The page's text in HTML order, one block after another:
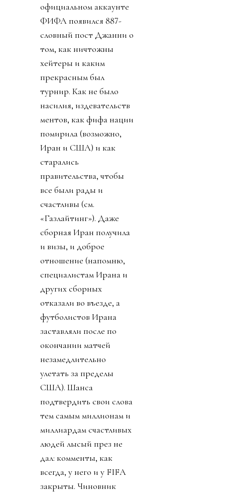
официальном аккаунте
ФИФА появился 887-
словный пост Джанни о
том, как ничтожны
хейтеры и каким
прекрасным был
турнир. Как не было
насилия, издевательств
ментов, как фифа нации
помирила (возможно,
Иран и США) и как
старались
правительства, чтобы
все были рады и
счастливы (см.
«Газлайтинг»). Даже
сборная Иран получила
и визы, и доброе
отношение (напомню,
специалистам Ирана и
других сборных
отказали во въезде, а
футболистов Ирана
заставляли после по
окончании матчей
незамедлительно
улетать за пределы
США). Шанса
подтвердить свои слова
тем самым миллионам и
миллиардам счастливых
людей лысый през не
дал: комменты, как
всегда, у него и у FIFA
закрыты. Чиновник